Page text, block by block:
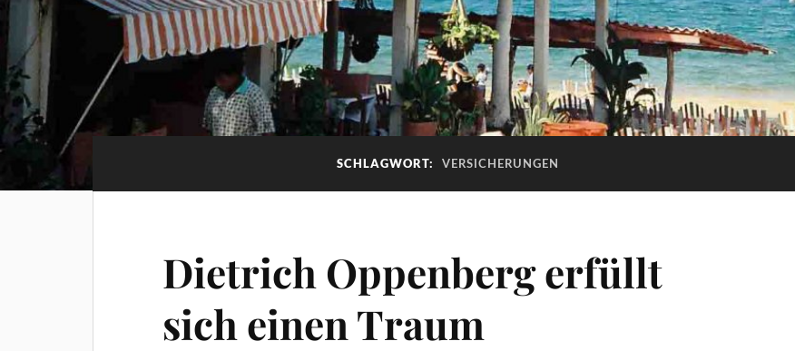
SCHLAGWORT: VERSICHERUNGEN
Dietrich Oppenberg erfüllt
sich einen Traum